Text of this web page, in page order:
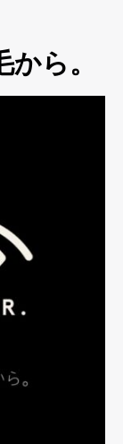
ら。